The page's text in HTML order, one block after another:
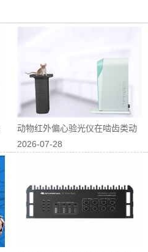
动物红外偏心验光仪在啮齿类动
物屈光研究中...
2026-07-28